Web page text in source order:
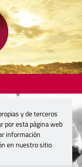
y de terceros
por esta página web
información
en nuestro sitio